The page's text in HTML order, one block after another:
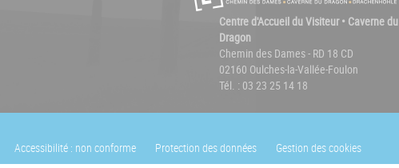
Centre d'Accueil du Visiteur • Caverne du
Dragon
Chemin des Dames - RD 18 CD
02160 Oulches-la-Vallée-Foulon
Tél. : 03 23 25 14 18
Accessibilité : non conforme Protection des données Gestion des cookies